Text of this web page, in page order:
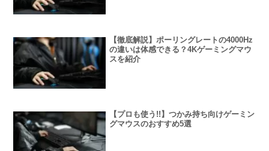
【徹底解説】ポーリングレートの4000Hz
の違いは体感できる？4Kゲーミングマウ
スを紹介
【プロも使う!!】つかみ持ち向けゲーミン
グマウスのおすすめ5選